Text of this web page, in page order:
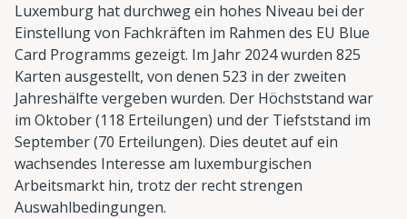
Luxemburg hat durchweg ein hohes Niveau bei der
Einstellung von Fachkräften im Rahmen des EU Blue
Card Programms gezeigt. Im Jahr 2024 wurden 825
Karten ausgestellt, von denen 523 in der zweiten
Jahreshälfte vergeben wurden. Der Höchststand war
im Oktober (118 Erteilungen) und der Tiefststand im
September (70 Erteilungen). Dies deutet auf ein
wachsendes Interesse am luxemburgischen
Arbeitsmarkt hin, trotz der recht strengen
Auswahlbedingungen.